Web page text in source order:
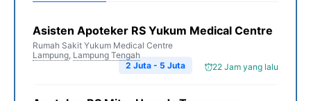
Asisten Apoteker RS Yukum Medical Centre
Rumah Sakit Yukum Medical Centre
Lampung, Lampung Tengah
22 Jam yang lalu
2 Juta - 5 Juta